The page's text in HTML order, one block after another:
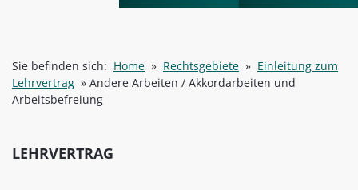
Sie befinden sich: Home » Rechtsgebiete » Einleitung zum
Lehrvertrag » Andere Arbeiten / Akkordarbeiten und
Arbeitsbefreiung
LEHRVERTRAG